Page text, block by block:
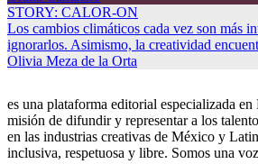
STORY: CALOR-ON
Los cambios climáticos cada vez son más
ignorarlos. Asimismo, la creatividad
Olivia Meza de la Orta
es una plataforma editorial especializada
misión de difundir y representar a los
en las industrias creativas de México y
inclusiva, respetuosa y libre. Somos una